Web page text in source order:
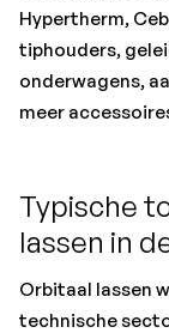
Hypertherm,
tiphouders,
onderwagens,
meer
Typische
lassen in
Orbitaal lassen
technische